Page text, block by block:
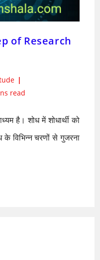
of Research
read
है। शोध में शोधार्थी को
विभिन्न चरणों से गुजरना